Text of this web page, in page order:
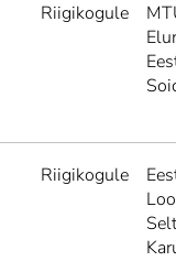
Riigikogule
Riigikogule